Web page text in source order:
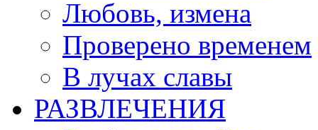
Любовь, измена
Проверено временем
В лучах славы
РАЗВЛЕЧЕНИЯ